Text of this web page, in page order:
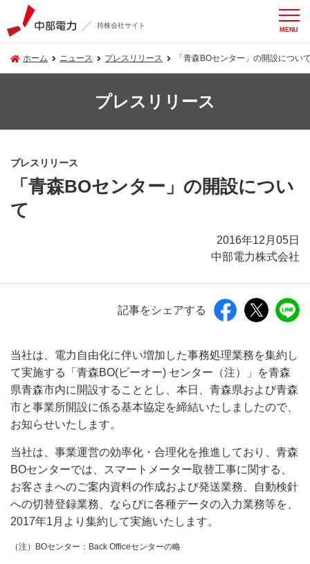
持株会社サイト MENU
ホーム ニュース プレスリリース 「青森BOセンター」の開設につい
プレスリリース
プレスリリース
「青森BOセンター」の開設につい
て
2016年12月05日
中部電力株式会社
記事をシェアする
当社は、電力自由化に伴い増加した事務処理業務を集約し
て実施する「青森BO(ビーオー) センター（注）」を青森
県青森市内に開設することとし、本日、青森県および青森
市と事業所開設に係る基本協定を締結いたしましたので、
お知らせいたします。
当社は、事業運営の効率化・合理化を推進しており、青森
BOセンターでは、スマートメーター取替工事に関する、
お客さまへのご案内資料の作成および発送業務、自動検針
への切替登録業務、ならびに各種データの入力業務等を、
2017年1月より集約して実施いたします。
（注）BOセンター：Back Officeセンターの略